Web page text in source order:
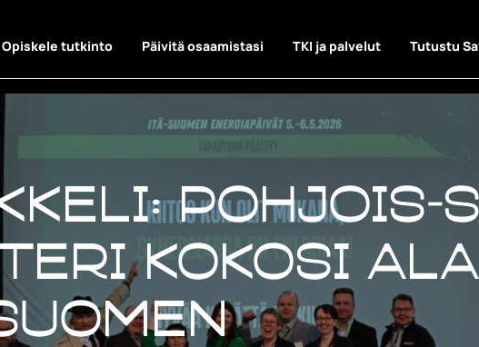
Opiskele tutkinto Päivitä osaamistasi TKI ja palvelut Tutustu
Pohjois-
kokosi